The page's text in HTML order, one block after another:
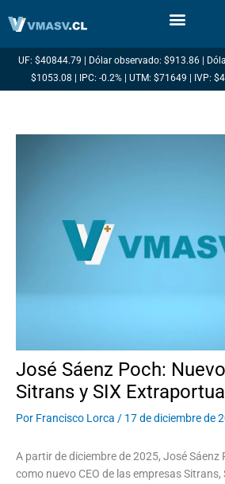
UF: $40844.79 | Dólar observado: $913.86 |
$1053.08 | IPC: -0.2% | UTM: $71649 | IVP:
José Sáenz Poch:
Sitrans y SIX
Por Francisco Lorca / 17 de diciembre de
A partir de diciembre de 2025, José
como nuevo CEO de las empresas